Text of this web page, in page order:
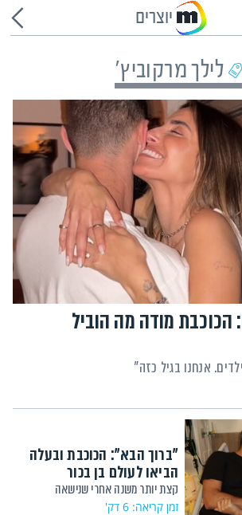
יוצרים
לילך מרקוביץ'
הכוכבת מודה מה הוביל
אנחנו בגיל כזה"
"ברוך הבא": הכוכבת ובעלה
הביאו לעולם בן בכור
קצת יותר משנה אחרי שנישאה
זמן קריאה: 6 דק'